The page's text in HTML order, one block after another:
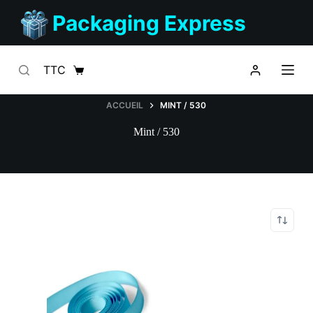
contenu
Packaging Express
Panier
TTC
ACCUEIL MINT / 530
Mint / 530